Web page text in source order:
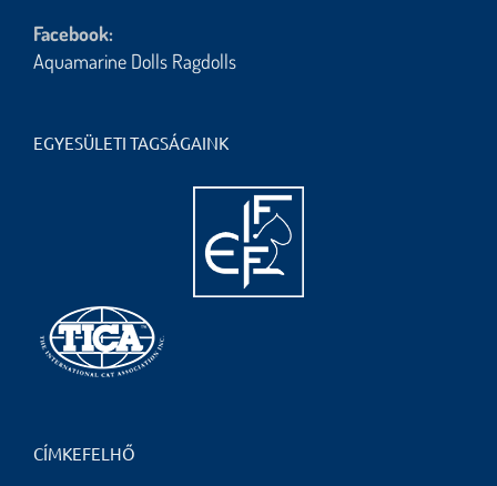
Facebook:
Aquamarine Dolls Ragdolls
EGYESÜLETI TAGSÁGAINK
CÍMKEFELHŐ